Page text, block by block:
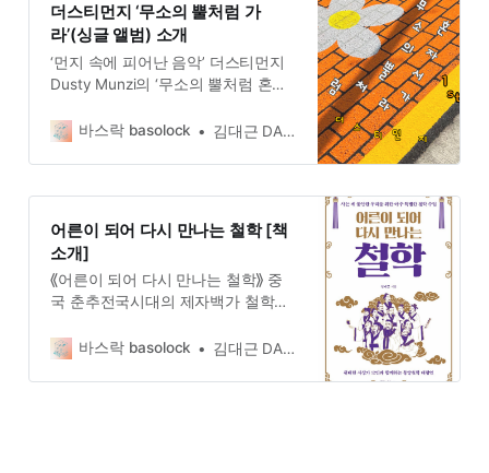
더스티먼지 ‘무소의 뿔처럼 가
라’(싱글 앨범) 소개
‘먼지 속에 피어난 음악’ 더스티먼지
Dusty Munzi의 ‘무소의 뿔처럼 혼자
의 초기 경전인 숫타니파타에 등장하
를 힙합과 소울로 버무렸다.
바스락 basolock 김대근 DAEGEUN KIM
어른이 되어 다시 만나는 철학 [책
소개]
⟪어른이 되어 다시 만나는 철학⟫ 중
국 춘추전국시대의 제자백가 철학을
맹자, 장자, 순자, 이사, 상앙, 한비자,
바스락 basolock 김대근 DAEGEUN KIM